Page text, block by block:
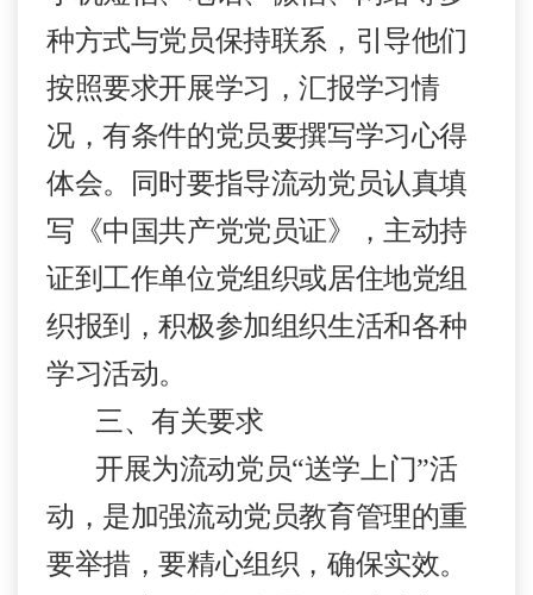
种方式与党员保持联系，引导他们
按照要求开展学习，汇报学习情
况，有条件的党员要撰写学习心得
体会。同时要指导流动党员认真填
写《中国共产党党员证》，主动持
证到工作单位党组织或居住地党组
织报到，积极参加组织生活和各种
学习活动。
三、有关要求
开展为流动党员“送学上门”活
动，是加强流动党员教育管理的重
要举措，要精心组织，确保实效。